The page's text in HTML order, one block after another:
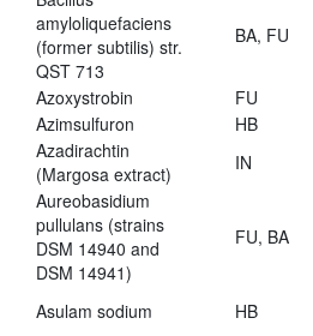
amyloliquefaciens
(former subtilis) str.
QST 713
BA, FU
Azoxystrobin FU
Azimsulfuron
HB
Azadirachtin
(Margosa extract)
IN
Aureobasidium
pullulans (strains
DSM 14940 and
DSM 14941)
FU, BA
Asulam sodium HB